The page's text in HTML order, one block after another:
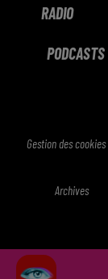
RADIO
PODCASTS
Gestion des cookies
Archives